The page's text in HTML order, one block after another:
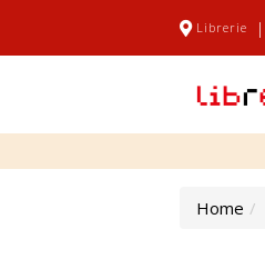
Librerie |
Home